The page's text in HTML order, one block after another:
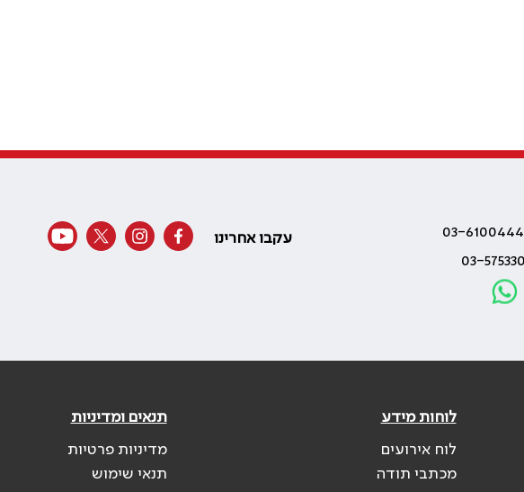
עקבו אחרינו
לוחות מידע
לוח אירועים
מכתבי תודה
תנאים ומדיניות
מדיניות פרטיות
תנאי שימוש